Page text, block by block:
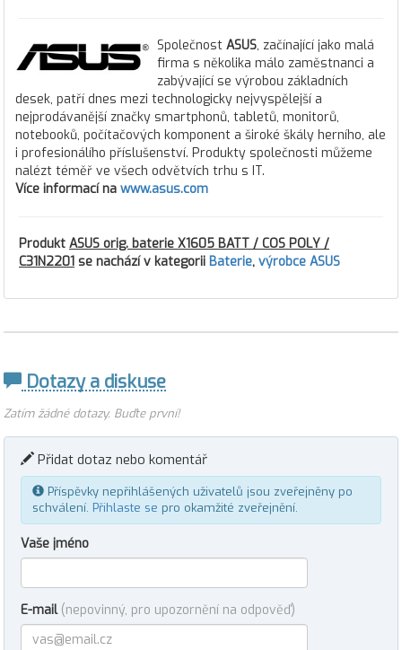
Společnost ASUS, začínající jako malá
firma s několika málo zaměstnanci a
zabývající se výrobou základních
desek, patří dnes mezi technologicky nejvyspělejší a
nejprodávanější značky smartphonů, tabletů, monitorů,
notebooků, počítačových komponent a široké škály herního, ale
i profesionálího příslušenství. Produkty společnosti můžeme
nalézt téměř ve všech odvětvích trhu s IT.
Více informací na www.asus.com
Produkt ASUS orig. baterie X1605 BATT / COS POLY /
C31N2201 se nachází v kategorii Baterie, výrobce ASUS
Dotazy a diskuse
Zatím žádné dotazy. Buďte první!
Přidat dotaz nebo komentář
Příspěvky nepřihlášených uživatelů jsou zveřejněny po
schválení. Přihlaste se pro okamžité zveřejnění.
Vaše jméno
E-mail (nepovinný, pro upozornění na odpověď)